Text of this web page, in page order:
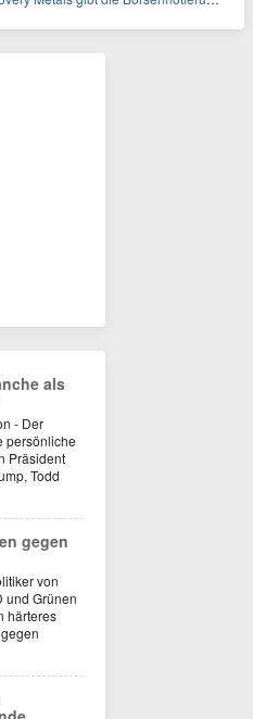
als
- Der
persönliche
Präsident
Todd
gegen
von
und Grünen
härteres